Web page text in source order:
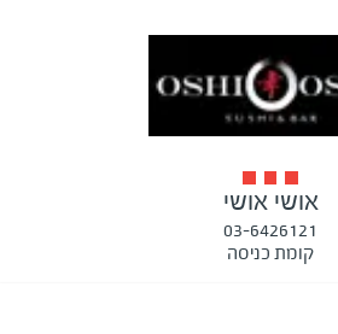
אושי אושי
03-6426121
קומת כניסה